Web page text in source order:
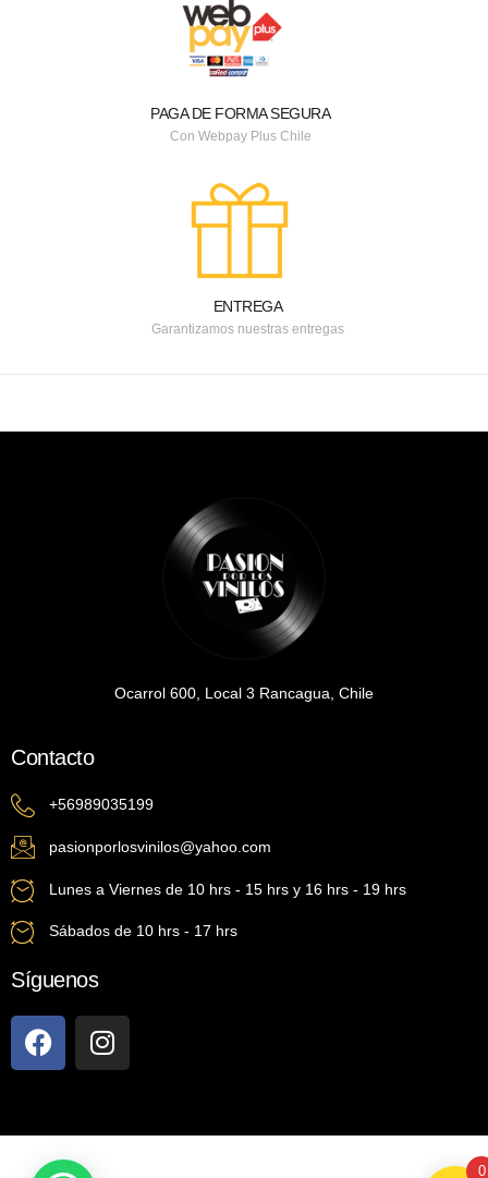
PAGA DE FORMA SEGURA
Con Webpay Plus Chile
ENTREGA
Garantizamos nuestras entregas
Ocarrol 600, Local 3 Rancagua, Chile
Contacto
+56989035199
pasionporlosvinilos@yahoo.com
Lunes a Viernes de 10 hrs - 15 hrs y 16 hrs - 19 hrs
Sábados de 10 hrs - 17 hrs
Síguenos
0